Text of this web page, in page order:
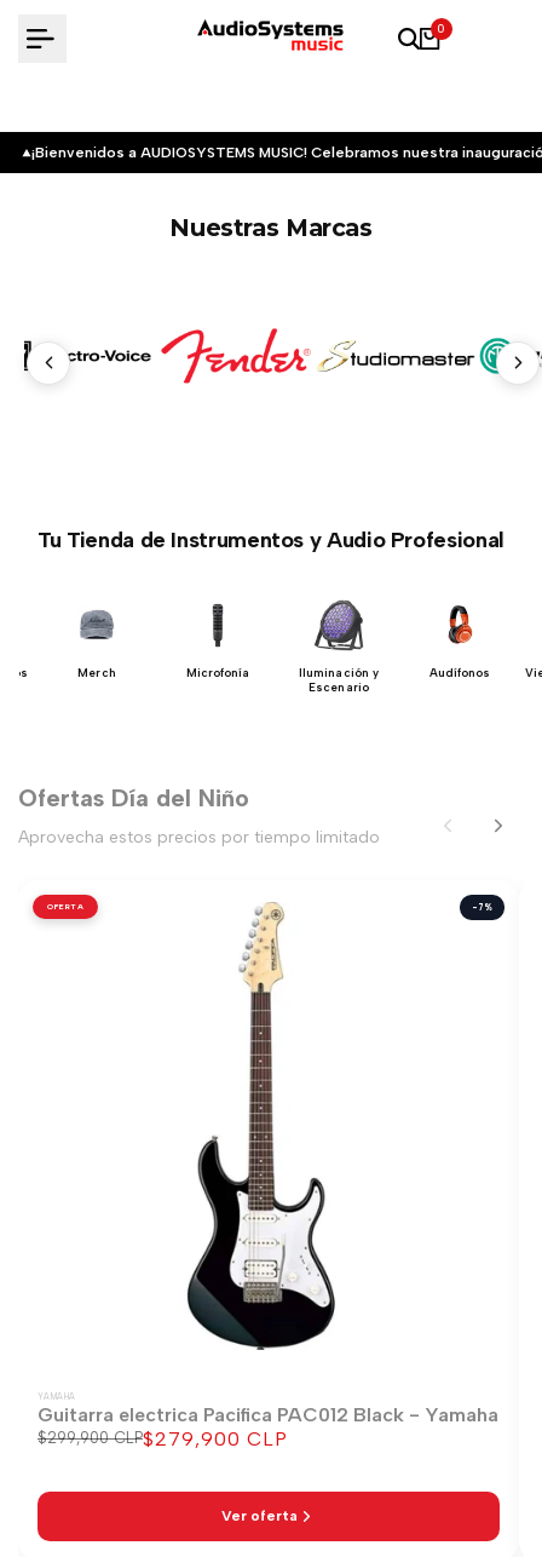
0
¡Bienvenidos a AUDIOSYSTEMS MUSIC! Celebramos nuestra
Nuestras Marcas
Tu Tienda de Instrumentos y Audio Profesional
Merch Microfonía
Iluminación y
Escenario
Audífonos
Ofertas Día del Niño
Aprovecha estos precios por tiempo limitado
OFERTA -7%
YAMAHA
Guitarra electrica Pacifica PAC012 Black - Yamaha
Precio
$299,900 CLPPrecio
$279,900 CLP
Ver oferta